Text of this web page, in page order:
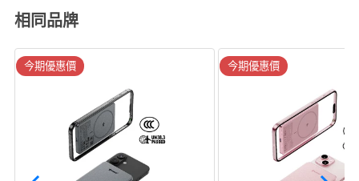
相同品牌
今期優惠價 今期優惠價